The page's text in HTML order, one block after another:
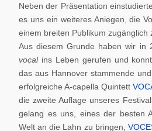
Neben der Präsentation
es uns ein weiteres Aniegen, die
einem breiten Publikum zugänglich
Aus diesem Grunde haben wir in
vocal ins Leben gerufen und
das aus Hannover stammende
erfolgreiche A-capella Quintett
die zweite Auflage unseres
gelang es uns, eines der besten
Welt an die Lahn zu bringen,